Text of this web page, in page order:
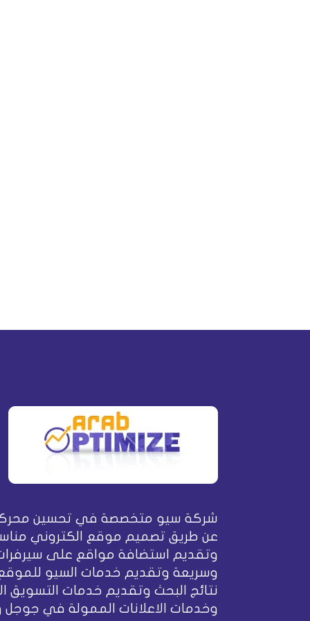
شركة سيو متخصصة في تحسين
عن طريق تصميم موقع الكتروني
وتقديم استضافة مواقع على
وسريعة وتقديم خدمات السيو
نتائج البحث وتقديم خدمات التسويق
وخدمات الاعلانات الممولة في جوجل